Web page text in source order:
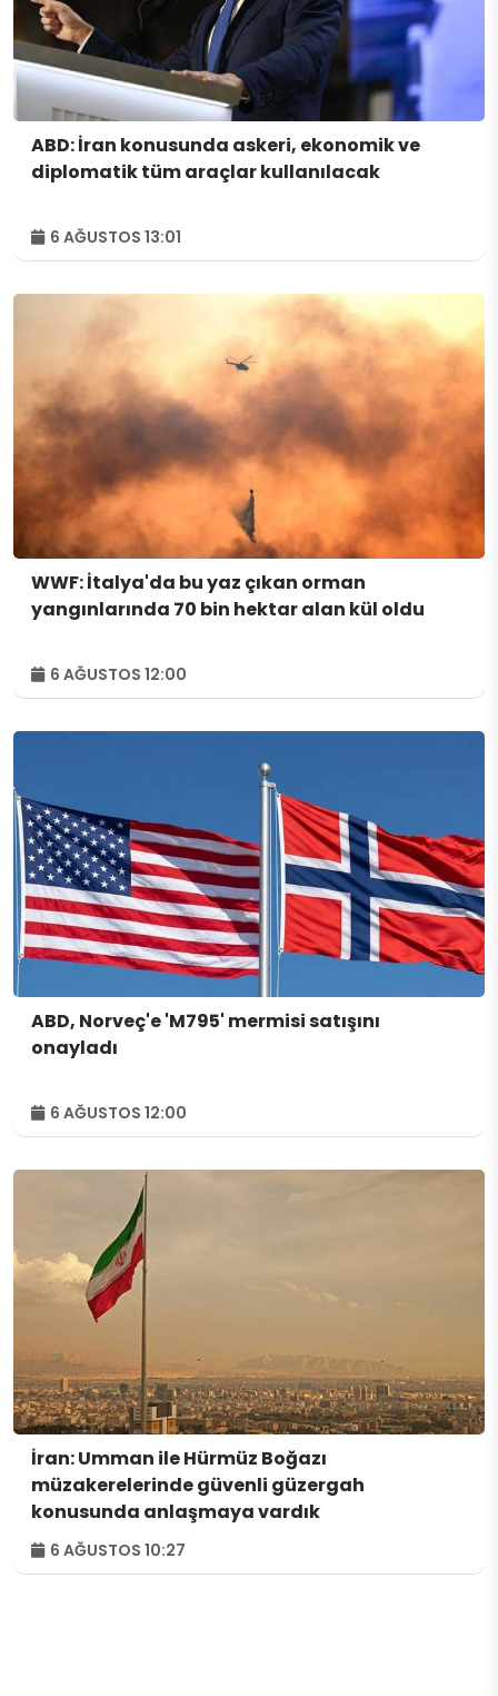
ABD: İran konusunda askeri, ekonomik ve
diplomatik tüm araçlar kullanılacak
6 AĞUSTOS 13:01
WWF: İtalya'da bu yaz çıkan orman
yangınlarında 70 bin hektar alan kül oldu
6 AĞUSTOS 12:00
ABD, Norveç'e 'M795' mermisi satışını
onayladı
6 AĞUSTOS 12:00
İran: Umman ile Hürmüz Boğazı
müzakerelerinde güvenli güzergah
konusunda anlaşmaya vardık
6 AĞUSTOS 10:27